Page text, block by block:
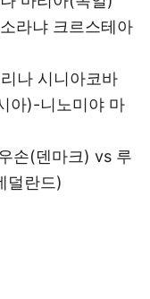
라냐 크르스테아
나 시니아코바
아)-니노미야 마
손(덴마크) vs 루
덜란드)